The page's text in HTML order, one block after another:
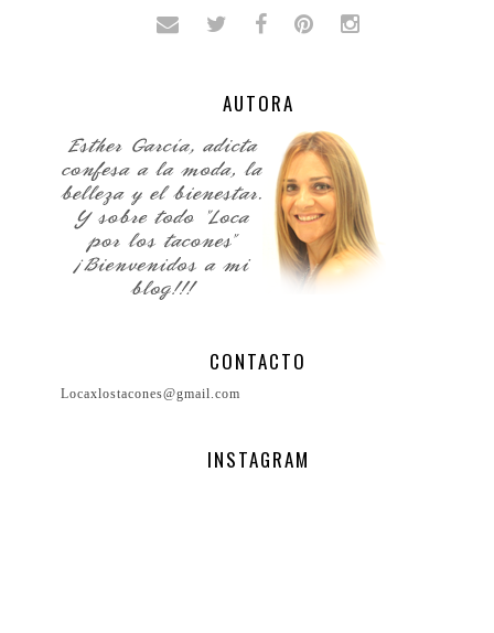
AUTORA
CONTACTO
Locaxlostacones@gmail.com
INSTAGRAM